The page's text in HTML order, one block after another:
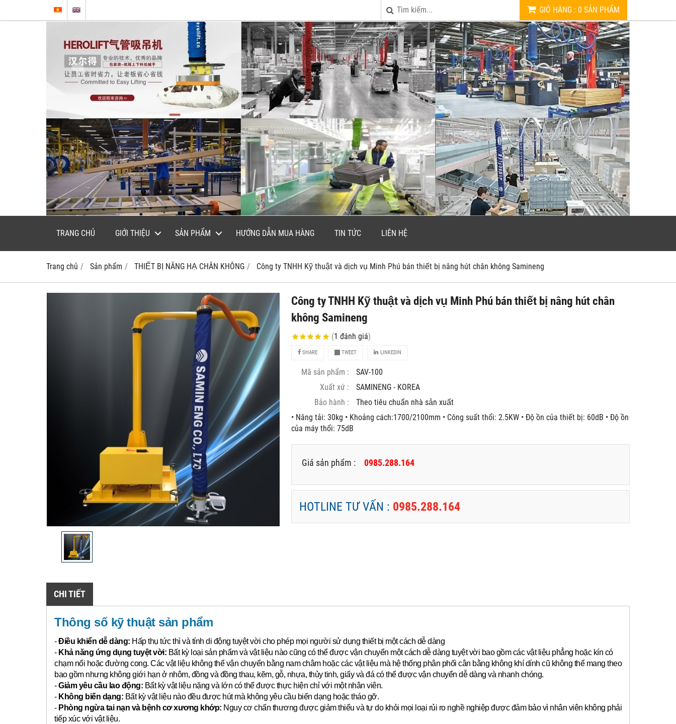
GIỎ HÀNG : 0 SẢN PHẨM
TRANG CHỦ GIỚI THIỆU SẢN PHẨM HƯỚNG DẪN MUA HÀNG TIN TỨC LIÊN HỆ
Trang chủ Sản phẩm THIẾT BỊ NÂNG HẠ CHÂN KHÔNG Công ty TNHH Kỹ thuật và dịch vụ Minh Phú bán thiết bị nâng hút chân không Samineng
Công ty TNHH Kỹ thuật và dịch vụ Minh Phú bán thiết bị nâng hút chân
không Samineng
(1đánh giá)
SHARE TWEET LINKEDIN
Mã sản phẩm :
SAV-100
Xuất xứ :
SAMINENG - KOREA
Bảo hành :
Theo tiêu chuẩn nhà sản xuất
• Nâng tải: 30kg • Khoảng cách:1700/2100mm • Công suất thổi: 2.5KW • Độ ồn của thiết bị: 60dB • Độ ồn
của máy thổi: 75dB
Giá sản phẩm : 0985.288.164
HOTLINE TƯ VẤN : 0985.288.164
CHI TIẾT
Thông số kỹ thuật sản phẩm
-Điều khiển dễ dàng: Hấp thụ tức thì và tính di động tuyệt vời cho phép mọi người sử dụng thiết bị một cách dễ dàng
- Khả năng ứng dụng tuyệt vời: Bất kỳ loại sản phẩm và vật liệu nào cũng có thể được vận chuyển một cách dễ dàng tuyệt vời bao gồm các vật liệu phẳng hoặc kín có
chạm nổi hoặc đường cong. Các vật liệu không thể vận chuyển bằng nam châm hoặc các vật liệu mà hệ thống phân phối cân bằng không khí dính cũ không thể mang theo
bao gồm nhưng không giới hạn ở nhôm, đồng và đồng thau, kẽm, gỗ, nhựa, thủy tinh, giấy và đá có thể được vận chuyển dễ dàng và nhanh chóng.
-Giảm yêu cầu lao động: Bất kỳ vật liệu nặng và lớn có thể được thực hiện chỉ với một nhân viên.
- Không biến dạng: Bất kỳ vật liệu nào đều được hút mà không yêu cầu biến dạng hoặc tháo gỡ.
- Phòng ngừa tai nạn và bệnh cơ xương khớp: Nguy cơ chấn thương được giảm thiểu và tự do khỏi mọi loại rủi ro nghề nghiệp được đảm bảo vì nhân viên không phải
tiếp xúc với vật liệu.